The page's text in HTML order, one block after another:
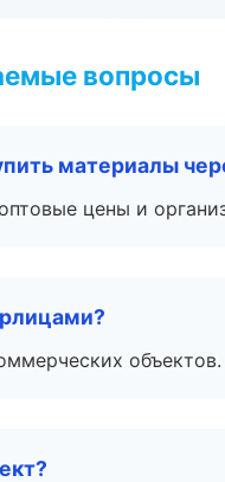
вопросы
материалы
цены и